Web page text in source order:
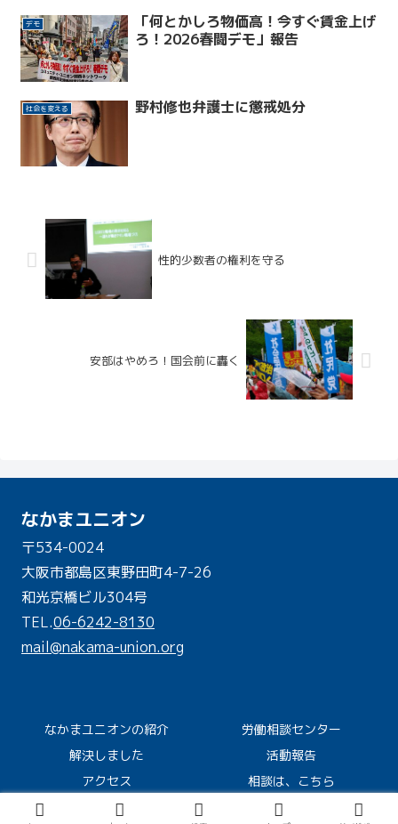
デモ
「何とかしろ物価高！今すぐ賃金上げ
ろ！2026春闘デモ」報告
社会を変える 野村修也弁護士に懲戒処分
性的少数者の権利を守る
安部はやめろ！国会前に轟く
なかまユニオン
〒534-0024
大阪市都島区東野田町4-7-26
和光京橋ビル304号
TEL.06-6242-8130
mail@nakama-union.org
なかまユニオンの紹介
労働相談センター
解決しました
活動報告
アクセス
相談は、こちら
Copyright © 2020 なかまユニオン All Rights Reserved.